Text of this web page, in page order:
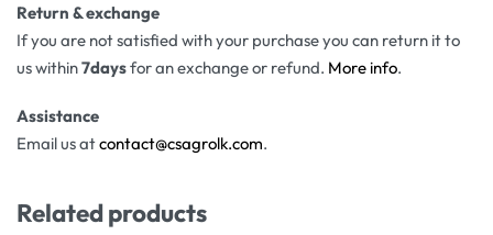
Return & exchange
If you are not satisfied with your purchase you can return it to
us within7daysfor an exchange or refund. More info.
Assistance
Email us atcontact@csagrolk.com.
Related products